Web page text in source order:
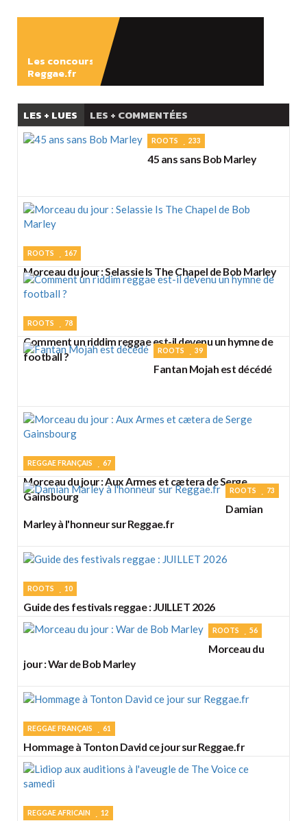
Les concours
Reggae.fr
LES + LUES LES + COMMENTÉES
ROOTS 233
45 ans sans Bob Marley
ROOTS 167
Morceau du jour : Selassie Is The Chapel de Bob Marley
ROOTS 78
Comment un riddim reggae est-il devenu un hymne de
football ?
ROOTS 39
Fantan Mojah est décédé
REGGAE FRANÇAIS 67
Morceau du jour : Aux Armes et cætera de Serge
Gainsbourg
ROOTS 73
Damian
Marley à l'honneur sur Reggae.fr
ROOTS 10
Guide des festivals reggae : JUILLET 2026
ROOTS 56
Morceau du
jour : War de Bob Marley
REGGAE FRANÇAIS 61
Hommage à Tonton David ce jour sur Reggae.fr
REGGAE AFRICAIN 12